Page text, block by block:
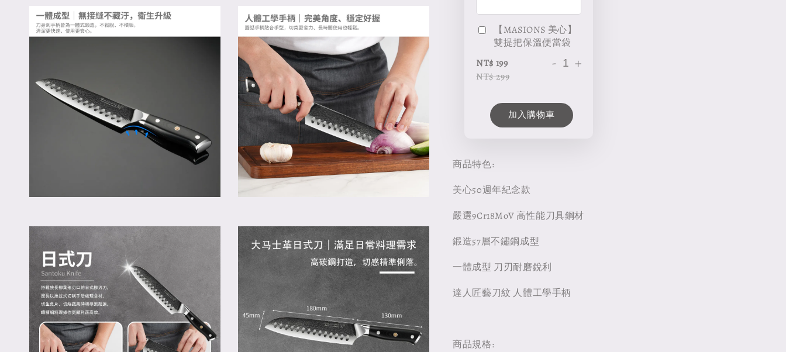
【MASIONS 美心】
雙提把保溫便當袋
NT$ 199
NT$ 299
- +
加入購物車
商品特色:
美心50週年紀念款
嚴選9Cr18MoV 高性能刀具鋼材
鍛造57層不鏽鋼成型
一體成型 刀刃耐磨銳利
達人匠藝刀紋 人體工學手柄
商品規格: